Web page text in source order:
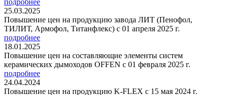
подробнее
25.03.2025
Повышение цен на продукцию завода ЛИТ (Пенофол,
ТИЛИТ, Армофол, Титанфлекс) с 01 апреля 2025 г.
подробнее
18.01.2025
Повышение цен на составляющие элементы систем
керамических дымоходов OFFEN с 01 февраля 2025 г.
подробнее
24.04.2024
Повышение цен на продукцию K-FLEX с 15 мая 2024 г.